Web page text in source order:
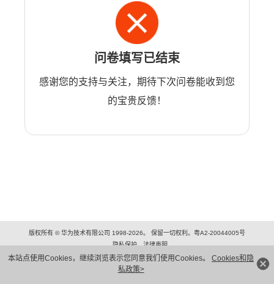
本站点使用Cookies，继续浏览表示您同意我们使用Cookies。 Cookies和隐
私政策>
问卷填写已结束
感谢您的支持与关注，期待下次问卷能收到您
的宝贵反馈！
版权所有 © 华为技术有限公司 1998-2026。 保留一切权利。粤A2-20044005号
隐私保护
法律声明